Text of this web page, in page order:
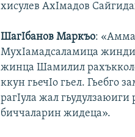
хисулев АхIмадов
ШагIбанов Маркъо:
МухIамадсаламица
жинца Шамилил
ккун гьечIо гьел. Гьебго
рагIула жал гьудулзаюиги
биччаларин жидеца».